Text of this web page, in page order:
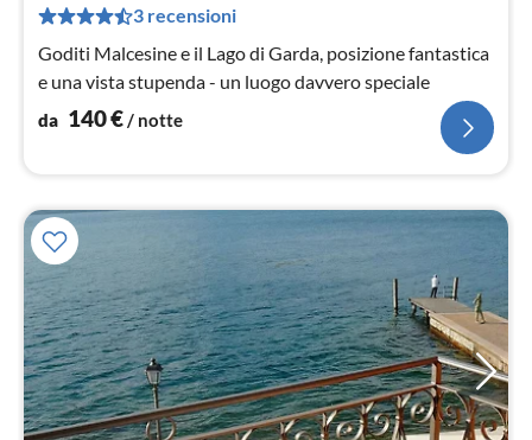
3 recensioni
Goditi Malcesine e il Lago di Garda, posizione fantastica
e una vista stupenda - un luogo davvero speciale
da 140€/ notte